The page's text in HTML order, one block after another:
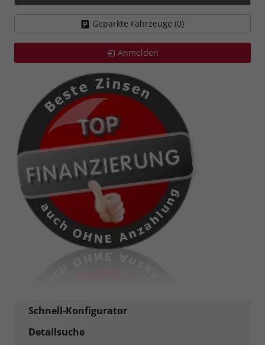
Geparkte Fahrzeuge (0)
Anmelden
Schnell-Konfigurator
Detailsuche